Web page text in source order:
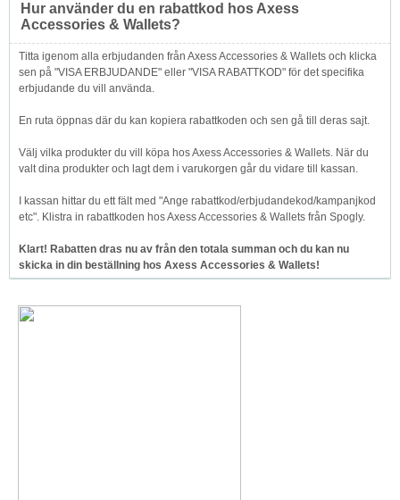
Hur använder du en rabattkod hos Axess
Accessories & Wallets?
Titta igenom alla erbjudanden från Axess Accessories & Wallets och klicka
sen på "VISA ERBJUDANDE" eller "VISA RABATTKOD" för det specifika
erbjudande du vill använda.
En ruta öppnas där du kan kopiera rabattkoden och sen gå till deras sajt.
Välj vilka produkter du vill köpa hos Axess Accessories & Wallets. När du
valt dina produkter och lagt dem i varukorgen går du vidare till kassan.
I kassan hittar du ett fält med "Ange rabattkod/erbjudandekod/kampanjkod
etc". Klistra in rabattkoden hos Axess Accessories & Wallets från Spogly.
Klart! Rabatten dras nu av från den totala summan och du kan nu
skicka in din beställning hos Axess Accessories & Wallets!